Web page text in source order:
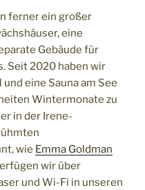
ferner ein großer
eine
Gebäude für
Seit 2020 haben wir
eine Sauna am See
Wintermonate zu
in der Irene-
wie Emma Goldman
wir über
und Wi-Fi in unseren